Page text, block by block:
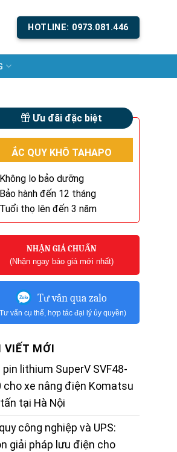
HOTLINE: 0973.081.446
Ưu đãi đặc biệt
ẮC QUY KHÔ TAHAPO
lo bảo dưỡng
hành đến 12 tháng
thọ lên đến 3 năm
NHẬN GIÁ CHUẨN
(Nhận ngay báo giá mới nhất)
Tư vấn qua zalo
vấn cụ thể, hợp tác đại lý ủy quyền)
VIẾT MỚI
pin lithium SuperV SVF48-
cho xe nâng điện Komatsu
tại Hà Nội
công nghiệp và UPS:
giải pháp lưu điện cho